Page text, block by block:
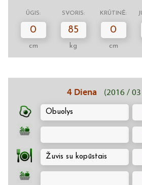
ŪGIS: SVORIS: KRŪTINĖ:
0
cm
85
kg
0
cm
4 Diena (2016 /
Obuolys
Žuvis su kopūstais